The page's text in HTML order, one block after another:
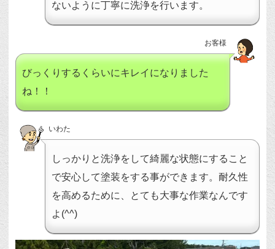
ないように丁寧に洗浄を行います。
お客様
びっくりするくらいにキレイになりました
ね！！
いわた
しっかりと洗浄をして綺麗な状態にすること
で安心して塗装をする事ができます。耐久性
を高めるために、とても大事な作業なんです
よ(^^)